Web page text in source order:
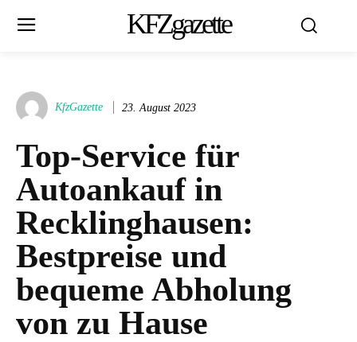
KFZgazette
KfzGazette 23. August 2023
Top-Service für
Autoankauf in
Recklinghausen:
Bestpreise und
bequeme Abholung
von zu Hause